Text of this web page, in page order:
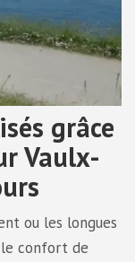
grâce
Vaulx-
ou les longues
le confort de